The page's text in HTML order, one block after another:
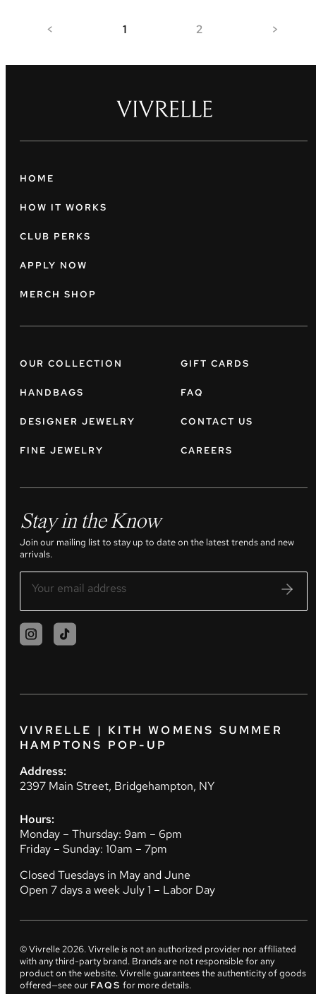
< 1 2 >
HOME
HOW IT WORKS
CLUB PERKS
APPLY NOW
MERCH SHOP
OUR COLLECTION
HANDBAGS
DESIGNER JEWELRY
FINE JEWELRY
GIFT CARDS
FAQ
CONTACT US
CAREERS
Stay in the Know
Join our mailing list to stay up to date on the latest trends and new
arrivals.
VIVRELLE | KITH WOMENS SUMMER
HAMPTONS POP-UP
Address:
2397 Main Street, Bridgehampton, NY
Hours:
Monday – Thursday: 9am – 6pm
Friday – Sunday: 10am – 7pm
Closed Tuesdays in May and June
Open 7 days a week July 1 – Labor Day
© Vivrelle2026. Vivrelle is not an authorized provider nor affiliated
with any third-party brand. Brands are not responsible for any
product on the website. Vivrelle guarantees the authenticity of goods
offered—see our FAQS for more details.